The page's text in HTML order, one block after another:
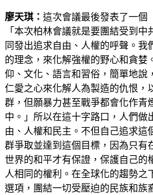
廖天琪： 這次會議最後發表了一個
「本次柏林會議就是要團結受到
同發出追求自由、人權的呼聲。我
的理念，來化解強權的野心和貪婪
仰、文化、語言和習俗，簡單地說
仁愛之心來化解人為製造的仇恨，
群，但願暴力甚至戰爭都會化作青
中。」所以在這十字路口，人們做
由、人權和民主。不但自己追求這
群爭取並達到這個目標，因為只有
世界的和平才有保證，保護自己的
人相同的權利。在全球化的趨勢之
選項，團結一切受壓迫的民族和族